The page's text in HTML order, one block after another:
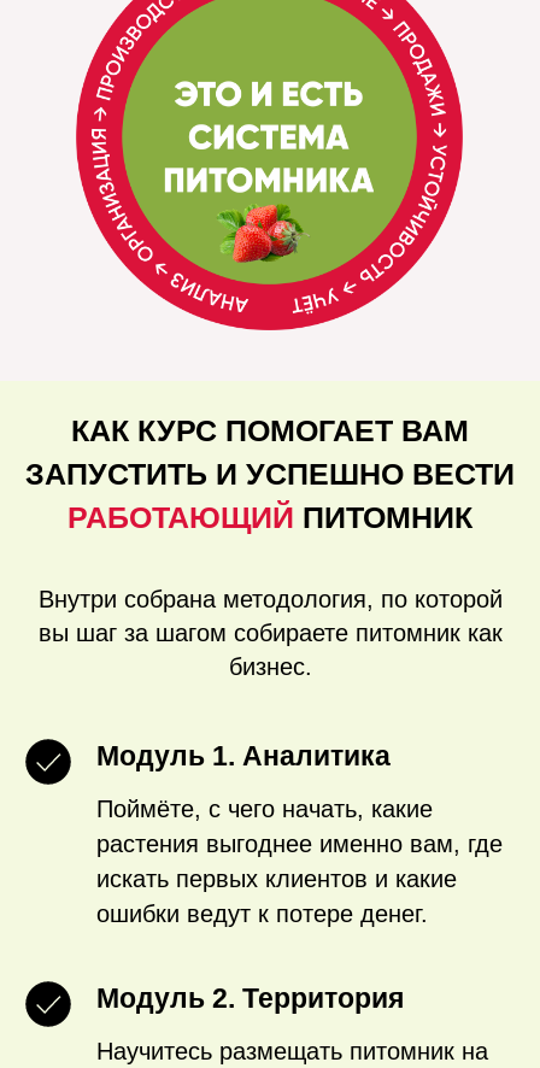
КАК КУРС ПОМОГАЕТ ВАМ
ЗАПУСТИТЬ И УСПЕШНО ВЕСТИ
РАБОТАЮЩИЙ ПИТОМНИК
Внутри собрана методология, по которой
вы шаг за шагом собираете питомник как
бизнес.
Модуль 1. Аналитика
Поймёте, с чего начать, какие
растения выгоднее именно вам, где
искать первых клиентов и какие
ошибки ведут к потере денег.
Модуль 2. Территория
Научитесь размещать питомник на